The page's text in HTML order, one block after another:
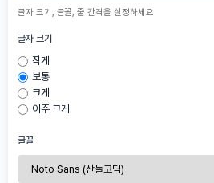
글자 크기, 글꼴, 줄 간격을 설정하세요
글자 크기
작게
보통
크게
아주 크게
글꼴